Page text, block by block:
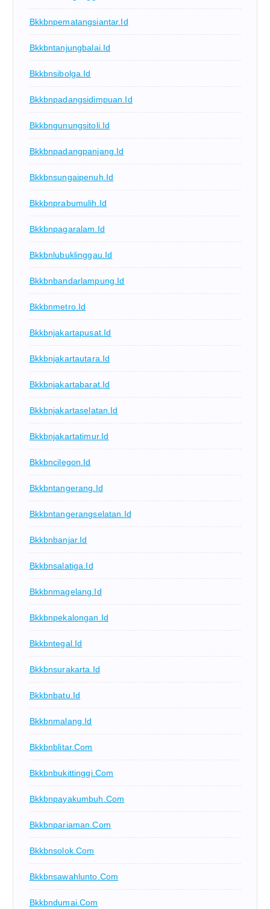
Bkkbnpematangsiantar.id
Bkkbntanjungbalai.id
Bkkbnsibolga.id
Bkkbnpadangsidimpuan.id
Bkkbngunungsitoli.id
Bkkbnpadangpanjang.id
Bkkbnsungaipenuh.id
Bkkbnprabumulih.id
Bkkbnpagaralam.id
Bkkbnlubuklinggau.id
Bkkbnbandarlampung.id
Bkkbnmetro.id
Bkkbnjakartapusat.id
Bkkbnjakartautara.id
Bkkbnjakartabarat.id
Bkkbnjakartaselatan.id
Bkkbnjakartatimur.id
Bkkbncilegon.id
Bkkbntangerang.id
Bkkbntangerangselatan.id
Bkkbnbanjar.id
Bkkbnsalatiga.id
Bkkbnmagelang.id
Bkkbnpekalongan.id
Bkkbntegal.id
Bkkbnsurakarta.id
Bkkbnbatu.id
Bkkbnmalang.id
Bkkbnblitar.com
Bkkbnbukittinggi.com
Bkkbnpayakumbuh.com
Bkkbnpariaman.com
Bkkbnsolok.com
Bkkbnsawahlunto.com
Bkkbndumai.com